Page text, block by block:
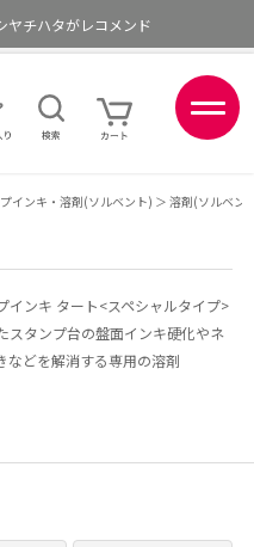
ヤチハタがレコメンド
インキ・溶剤(ソルベント) ＞ 溶剤(ソルベン
インキ タート<スペシャルタイプ>
スタンプ台の盤面インキ硬化やネ
などを解消する専用の溶剤